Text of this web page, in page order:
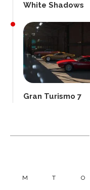
White Shadows
Gran Turismo 7
M T O